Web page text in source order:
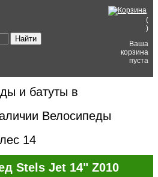
(
)
Ваша
корзина
пуста
и батуты в
Велосипеды
14
Stels Jet 14" Z010